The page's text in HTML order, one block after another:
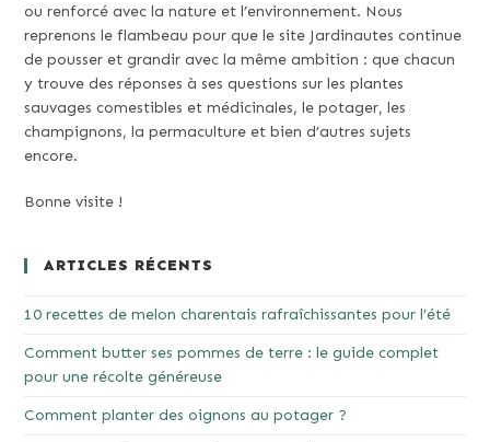
ou renforcé avec la nature et l’environnement. Nous
reprenons le flambeau pour que le site Jardinautes continue
de pousser et grandir avec la même ambition : que chacun
y trouve des réponses à ses questions sur les plantes
sauvages comestibles et médicinales, le potager, les
champignons, la permaculture et bien d’autres sujets
encore.
Bonne visite !
ARTICLES RÉCENTS
10 recettes de melon charentais rafraîchissantes pour l’été
Comment butter ses pommes de terre : le guide complet
pour une récolte généreuse
Comment planter des oignons au potager ?